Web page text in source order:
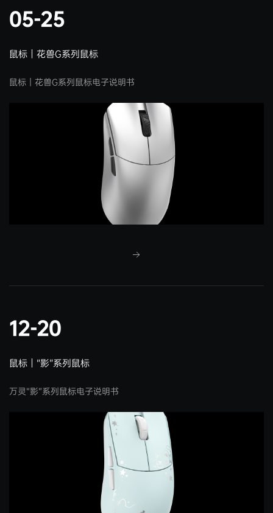
05-25
鼠标｜花兽G系列鼠标
鼠标｜花兽G系列鼠标电子说明书
12-20
鼠标｜“影”系列鼠标
万灵“影”系列鼠标电子说明书